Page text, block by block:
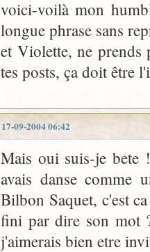
voici-voilà mon
longue phrase sans
et Violette, ne prends
tes posts, ça doit être
17-09-2004 06:42
Mais oui suis-je bete
avais danse comme
Bilbon Saquet, c'est
fini par dire son mot
j'aimerais bien etre